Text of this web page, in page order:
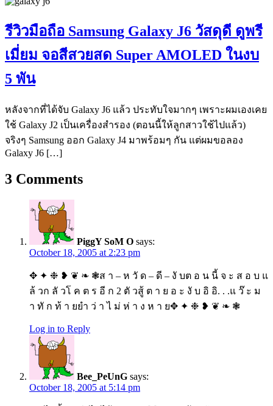
รีวิวมือถือ Samsung Galaxy J6 วัสดุดี ดูพรี
เมี่ยม จอสีสวยสด Super AMOLED ในงบ
5 พัน
หลังจากที่ได้จับ Galaxy J6 แล้ว ประทับใจมากๆ เพราะผมเองเคย
ใช้ Galaxy J2 เป็นเครื่องสำรอง (ตอนนี้ให้ลูกสาวใช้ไปแล้ว)
จริงๆ Samsung ออก Galaxy J4 มาพร้อมๆ กัน แต่ผมขอลอง
Galaxy J6 […]
3 Comments
PiggY SoM O says:
October 18, 2005 at 2:23 pm
✥ ✦ ❉ ❥ ❦ ❧ ❃ส า – ห วั ด – ดี – งั บต อ น นี้ จ ะ ส อ บ แ
ล้ วก ลั วโ ค ต ร อี ก 2 ตั วสู้ ต า ย อ ะ งั บ อิ อิ. . .แ ว๊ ะ ม
า ทั ก ท้ า ยยำ ว่ า ไ ม่ ห่ า ง ห า ย✥ ✦ ❉ ❥ ❦ ❧ ❃
Log in to Reply
Bee_PeUnG says:
October 18, 2005 at 5:14 pm